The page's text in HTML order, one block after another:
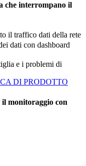
che interrompano il
il traffico dati della rete
dati con dashboard
e i problemi di
DI PRODOTTO
monitoraggio con